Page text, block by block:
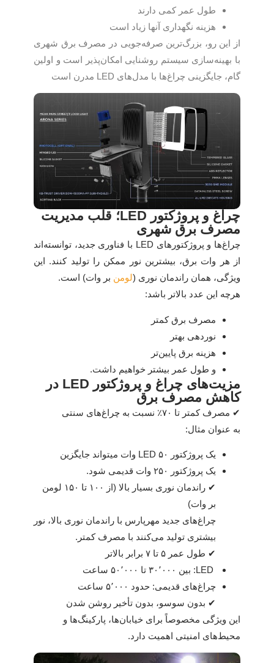
طول عمر کمی دارند
هزینه نگهداری آنها زیاد است
از این رو، بزرگ‌ترین صرفه‌جویی در مصرف برق شهری
با بهینه‌سازی سیستم روشنایی امکان‌پذیر است و اولین
گام، جایگزینی چراغ‌ها با مدل‌های LED مدرن است
چراغ و پروژکتور LED؛ قلب مدیریت
مصرف برق شهری
چراغ‌ها و پروژکتورهای LED با فناوری جدید، توانسته‌اند
از هر وات برق، بیشترین نور ممکن را تولید کنند. این
ویژگی، همان راندمان نوری (لومن بر وات) است.
هرچه این عدد بالاتر باشد:
مصرف برق کمتر
نوردهی بهتر
هزینه برق پایین‌تر
و طول عمر بیشتر خواهیم داشت.
مزیت‌های چراغ و پروژکتور LED در
کاهش مصرف برق
✔ مصرف کمتر تا ۷۰٪ نسبت به چراغ‌های سنتی
به عنوان مثال:
یک پروژکتور LED ۵۰ وات میتواند جایگزین
یک پروژکتور ۲۵۰ وات قدیمی شود.
✔ راندمان نوری بسیار بالا (از ۱۰۰ تا ۱۵۰ لومن
بر وات)
چراغ‌های جدید مهرپارس با راندمان نوری بالا، نور
بیشتری تولید می‌کنند با مصرف کمتر.
✔ طول عمر ۵ تا ۷ برابر بالاتر
چراغ‌های قدیمی: حدود ۵٬۰۰۰ ساعت
✔ بدون سوسو، بدون تأخیر روشن شدن
این ویژگی مخصوصاً برای خیابان‌ها، پارکینگ‌ها و
محیط‌های امنیتی اهمیت دارد.